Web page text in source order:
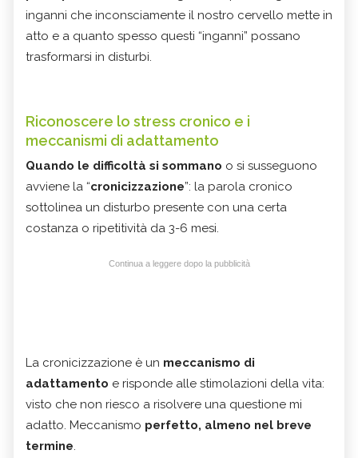
inganni che inconsciamente il nostro cervello mette in
atto e a quanto spesso questi “inganni” possano
trasformarsi in disturbi.
Riconoscere lo stress cronico e i
meccanismi di adattamento
Quando le difficoltà si sommano o si susseguono
avviene la “cronicizzazione”: la parola cronico
sottolinea un disturbo presente con una certa
costanza o ripetitività da 3-6 mesi.
Continua a leggere dopo la pubblicità
La cronicizzazione è un meccanismo di
adattamento e risponde alle stimolazioni della vita:
visto che non riesco a risolvere una questione mi
adatto. Meccanismo perfetto, almeno nel breve
termine.